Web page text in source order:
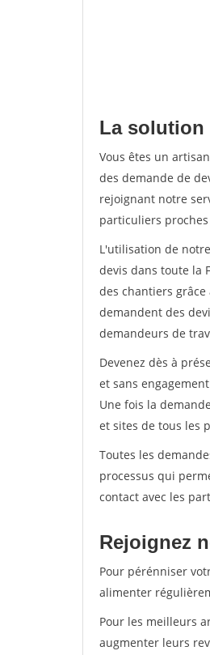
La solution
Vous êtes un
des demande de
rejoignant notre
particuliers
L'utilisation de
devis dans toute la
des chantiers grâce
demandent des
demandeurs de
Devenez dès à
et sans
Une fois la
et sites de tous les
Toutes les
processus qui
contact avec les
Rejoignez
Pour pérénniser
alimenter
Pour les meilleurs
augmenter leurs